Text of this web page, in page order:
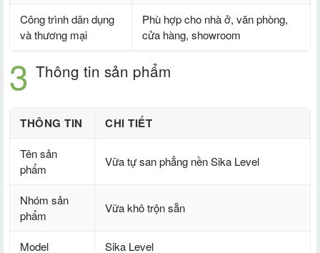
Công trình dân dụng
và thương mại
Phù hợp cho nhà ở, văn phòng,
cửa hàng, showroom
Thông tin sản phẩm
THÔNG TIN CHI TIẾT
Tên sản
phẩm
Vữa tự san phẳng nền Sika Level
Nhóm sản
phẩm
Vữa khô trộn sẵn
Model Sika Level